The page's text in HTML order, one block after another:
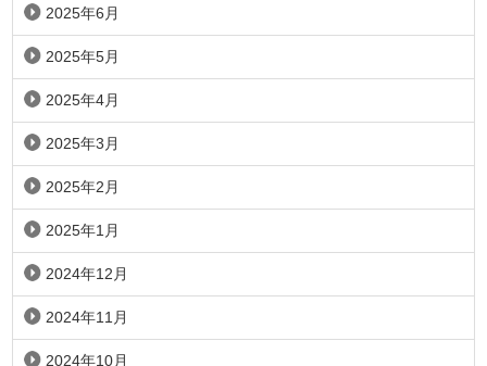
2025年6月
2025年5月
2025年4月
2025年3月
2025年2月
2025年1月
2024年12月
2024年11月
2024年10月